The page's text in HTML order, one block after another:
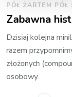
PÓŁ ŻARTEM PÓŁ
Zabawna
Dzisiaj kolejna
razem
złożonych
osobowy.